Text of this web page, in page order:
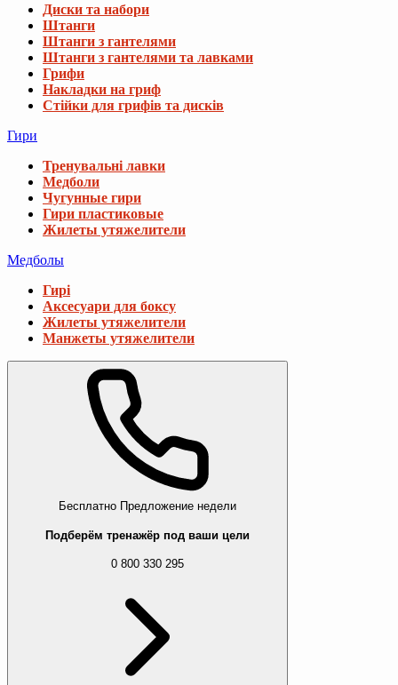
Диски та набори
Штанги
Штанги з гантелями
Штанги з гантелями та лавками
Грифи
Накладки на гриф
Стійки для грифів та дисків
Гири
Тренувальні лавки
Медболи
Чугунные гири
Гири пластиковые
Жилеты утяжелители
Медболы
Гирі
Аксесуари для боксу
Жилеты утяжелители
Манжеты утяжелители
Бесплатно Предложение недели
Подберём тренажёр под ваши цели
0 800 330 295